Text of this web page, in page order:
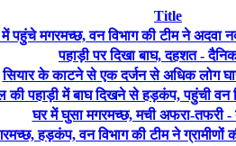
Title
में पहुंचे मगरमच्छ, वन विभाग की टीम ने अदवा
पहाड़ी पर दिखा बाघ, दहशत -
सियार के काटने से एक दर्जन से अधिक लोग
की पहाड़ी में बाघ दिखने से हड़कंप, पहुंची वन
घर में घुसा मगरमच्छ, मची अफरा-तफरी -
हड़कंप, वन विभाग की टीम ने